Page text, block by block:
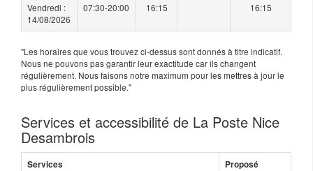
Vendredi :
14/08/2026
07:30-20:00 16:15 16:15
"Les horaires que vous trouvez ci-dessus sont donnés à titre indicatif.
Nous ne pouvons pas garantir leur exactitude car ils changent
régulièrement. Nous faisons notre maximum pour les mettres à jour le
plus régulièrement possible."
Services et accessibilité de La Poste Nice
Desambrois
Services Proposé